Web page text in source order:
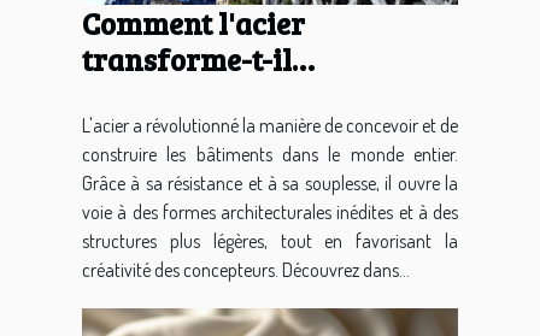
Comment l'acier
transforme-t-il
L'acier a révolutionné la manière de concevoir et de
construire les bâtiments dans le monde entier.
Grâce à sa résistance et à sa souplesse, il ouvre la
voie à des formes architecturales inédites et à des
structures plus légères, tout en favorisant la
créativité des concepteurs. Découvrez dans...